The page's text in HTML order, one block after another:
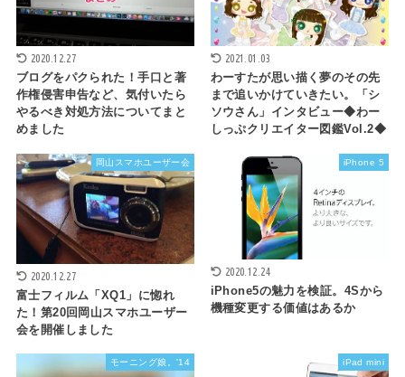
2020.12.27
ブログをパクられた！手口と著
作権侵害申告など、気付いたら
やるべき対処方法についてまと
めました
2021.01.03
わーすたが思い描く夢のその先
まで追いかけていきたい。「シ
ソウさん」インタビュー◆わー
しっぷクリエイター図鑑Vol.2◆
岡山スマホユーザー会
2020.12.27
富士フィルム「XQ1」に惚れ
た！第20回岡山スマホユーザー
会を開催しました
iPhone 5
2020.12.24
iPhone5の魅力を検証。4Sから
機種変更する価値はあるか
モーニング娘。'14 iPad mini